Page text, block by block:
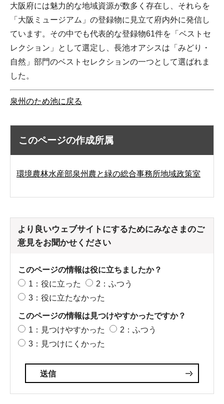
大阪府には魅力的な地域資源が数多く存在し、それらを
「大阪ミュージアム」の登録物に見立て府内外に発信し
ています。その中でも代表的な登録物61件を「ベストセ
レクション」として選定し、長池オアシスは「みどり・
自然」部門のベストセレクションの一つとして選ばれま
した。
泉州のため池に戻る
このページの作成所属
環境農林水産部泉州農と緑の総合事務所地域政策室
より良いウェブサイトにするためにみなさまのご
意見をお聞かせください
このページの情報は役に立ちましたか？
1：役に立った
2：ふつう
3：役に立たなかった
このページの情報は見つけやすかったですか？
1：見つけやすかった
2：ふつう
3：見つけにくかった